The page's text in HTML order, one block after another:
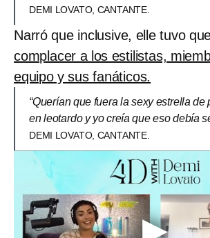
DEMI LOVATO, CANTANTE.
Narró que inclusive, elle tuvo
complacer a los estilistas,
equipo y sus fanáticos.
“Querían que fuera la sexy estrella de
en leotardo y yo creía que eso debía
DEMI LOVATO, CANTANTE.